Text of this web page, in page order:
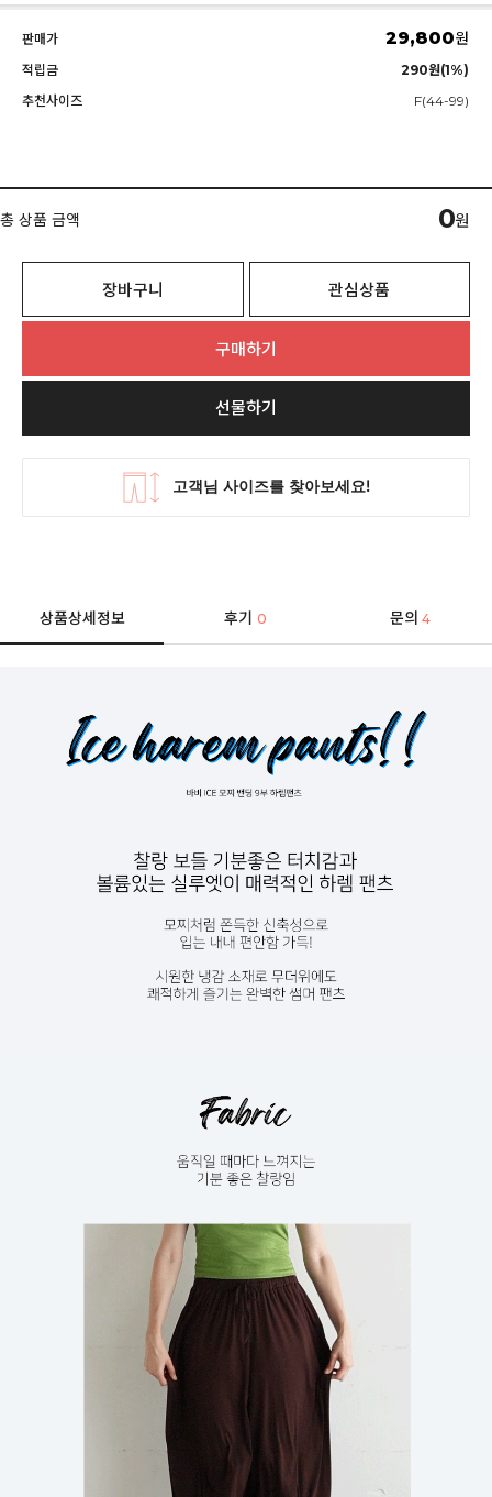
판매가 29,800원
적립금
290원(1%)
추천사이즈
F(44-99)
총 상품 금액 0원
장바구니 관심상품
구매하기
선물하기
상품상세정보 후기0 문의 4